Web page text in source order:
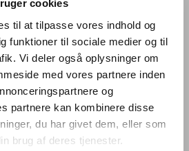
cookies
til at tilpasse vores indhold og
funktioner til sociale medier og til
Vi deler også oplysninger om
med vores partnere inden
og
partnere kan kombinere disse
du har givet dem, eller som
brug af deres tjenester.
du en grundlæggende viden om handel i
specielt handel mellem